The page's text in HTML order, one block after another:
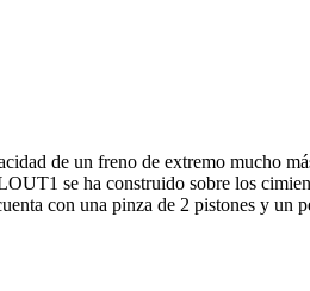
de un freno de extremo mucho
se ha construido sobre los
con una pinza de 2 pistones y un